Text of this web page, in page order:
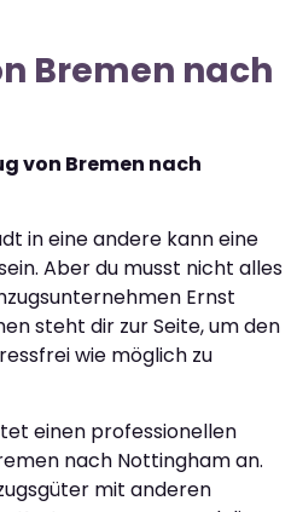
Bremen nach
von Bremen nach
in eine andere kann eine
Aber du musst nicht alles
Ernst
steht dir zur Seite, um den
wie möglich zu
einen professionellen
nach Nottingham an.
mit anderen